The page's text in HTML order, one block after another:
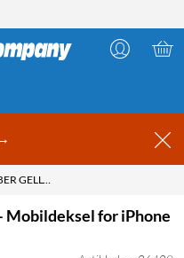
MOBILIZE RUBBER GELLY CASE – MOBILDEKSEL FOR IPHONE X/XS SVART
Mobildeksel for iPhone